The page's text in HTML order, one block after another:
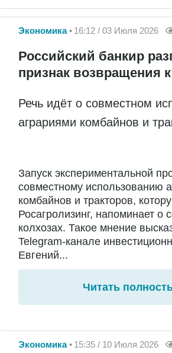
Экономика 16:12 / 03 Июля 2026
Российский банкир
признак возвращения
Речь идёт о совместном
аграриями комбайнов и
Запуск экспериментальной
совместному использованию
комбайнов и тракторов,
Росагролизинг, напоминает о
колхозах. Такое мнение
Telegram-канале
Евгений...
Читать
Экономика 15:35 / 10 Июля 2026